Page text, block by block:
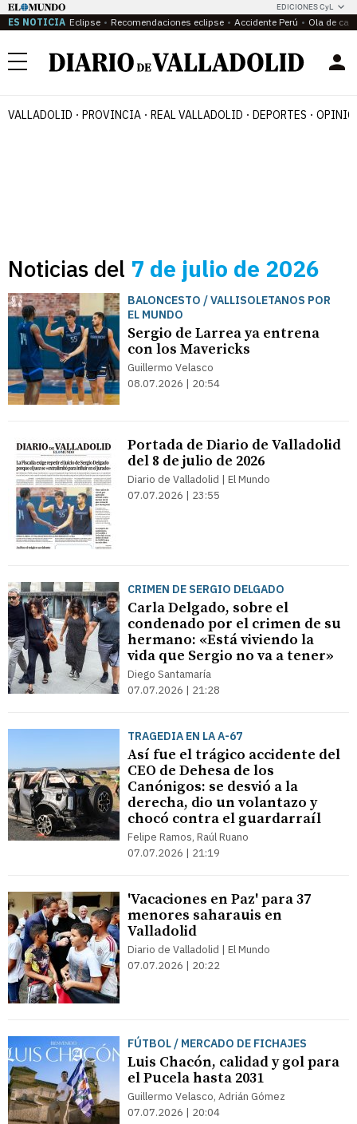
EDICIONES CyL
ES NOTICIA Eclipse Recomendaciones eclipse Accidente Perú Ola de
Menú
VALLADOLID PROVINCIA REAL VALLADOLID DEPORTES
Noticias del 7 de julio de 2026
BALONCESTO / VALLISOLETANOS POR
EL MUNDO
Sergio de Larrea ya entrena
con los Mavericks
Guillermo Velasco
08.07.2026 | 20:54
Portada de Diario de Valladolid
del 8 de julio de 2026
Diario de Valladolid | El Mundo
07.07.2026 | 23:55
CRIMEN DE SERGIO DELGADO
Carla Delgado, sobre el
condenado por el crimen de su
hermano: «Está viviendo la
vida que Sergio no va a tener»
Diego Santamaría
07.07.2026 | 21:28
TRAGEDIA EN LA A-67
Así fue el trágico accidente del
CEO de Dehesa de los
Canónigos: se desvió a la
derecha, dio un volantazo y
chocó contra el guardarraíl
Felipe Ramos, Raúl Ruano
07.07.2026 | 21:19
'Vacaciones en Paz' para 37
menores saharauis en
Valladolid
Diario de Valladolid | El Mundo
07.07.2026 | 20:22
FÚTBOL / MERCADO DE FICHAJES
Luis Chacón, calidad y gol para
el Pucela hasta 2031
Guillermo Velasco, Adrián Gómez
07.07.2026 | 20:04